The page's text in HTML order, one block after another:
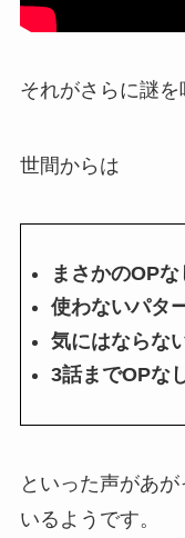
それがさらに謎を
世間からは
まさかのOPな
使わないパタ
気にはならな
3話までOPな
といった声があ
いるようです。